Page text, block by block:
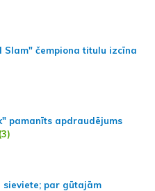
Slam" čempiona titulu izcīna
pamanīts apdraudējums
(3)
sieviete; par gūtajām